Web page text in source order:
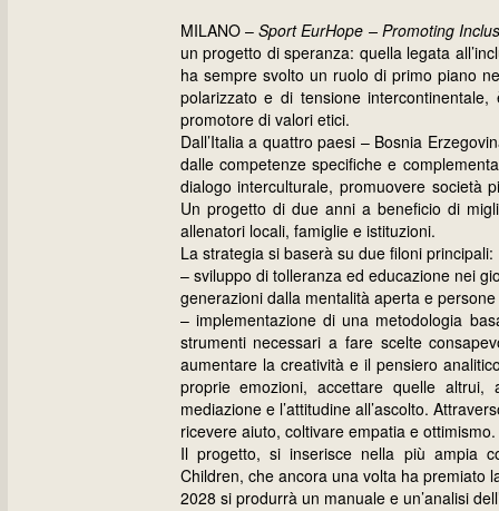
MILANO –Sport EurHope – Promoting
un progetto di speranza: quella legata
ha sempre svolto un ruolo di primo piano
polarizzato e di tensione
promotore di valori etici.
Dall’Italia a quattro paesi – Bosnia
dalle competenze specifiche e
dialogo interculturale, promuovere società
Un progetto di due anni a beneficio di
allenatori locali, famiglie e istituzioni.
La strategia si baserà su due filoni principali:
– sviluppo di tolleranza ed educazione nei
generazioni dalla mentalità aperta e
– implementazione di una metodologia
strumenti necessari a fare scelte
aumentare la creatività e il pensiero
proprie emozioni, accettare quelle
mediazione e l’attitudine all’ascolto.
ricevere aiuto, coltivare empatia e ottimismo.
Il progetto, si inserisce nella più ampia
Children, che ancora una volta ha premiato
2028 si produrrà un manuale e un’analisi